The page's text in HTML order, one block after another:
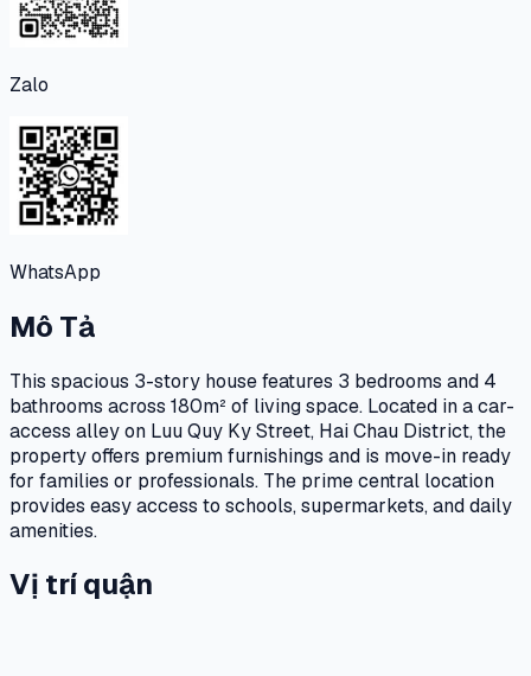
Zalo
WhatsApp
Mô Tả
This spacious 3-story house features 3 bedrooms and 4
bathrooms across 180m² of living space. Located in a car-
access alley on Luu Quy Ky Street, Hai Chau District, the
property offers premium furnishings and is move-in ready
for families or professionals. The prime central location
provides easy access to schools, supermarkets, and daily
amenities.
Vị trí quận